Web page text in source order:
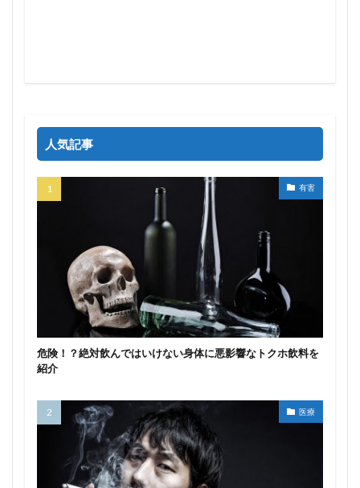
人気記事
有害
危険！？絶対飲んではいけない身体に悪影響なトクホ飲料を
紹介
医療